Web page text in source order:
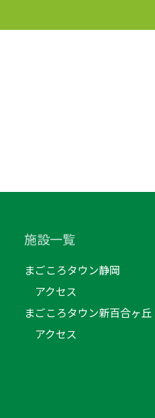
施設一覧
まごころタウン静岡
アクセス
まごころタウン新百合ヶ丘
アクセス